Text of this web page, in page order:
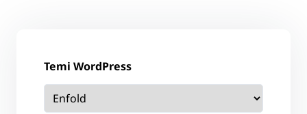
Temi WordPress